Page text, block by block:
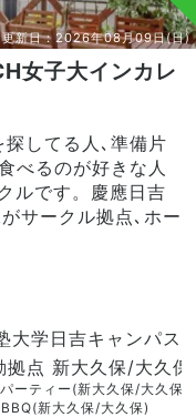
更新日： 2026年08月09日(日)
女子大インカレ
してる人､準備片
べるのが好きな人
ルです。慶應日吉
サークル拠点､ホー
大学日吉キャンパス
点 新大久保/大久保
ティー(新大久保/大久保)
新大久保/大久保)